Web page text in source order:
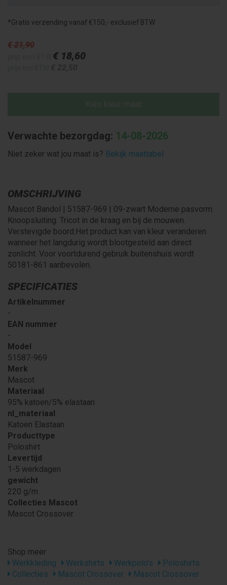
*Gratis verzending vanaf €150,- exclusief BTW
€ 21,90
€ 18,60
Verwachte bezorgdag: 14-08-2026
Niet zeker wat jou maat is? Bekijk maattabel
OMSCHRIJVING
Mascot Bandol | 51587-969 | 09-zwart Moderne pasvorm.
Knoopsluiting. Tricot in de kraag en bij de mouwen.
Verstevigde boord.Het product kan van kleur veranderen
wanneer het langdurig wordt blootgesteld aan direct
zonlicht. Voor voortdurend gebruik buitenshuis wordt
50181-861 aanbevolen.
SPECIFICATIES
Artikelnummer
-
EAN nummer
-
Model
51587-969
Merk
Mascot
Materiaal
95% katoen/5% elastaan
nl_materiaal
Katoen Elastaan
Producttype
Poloshirt
Levertijd
1-5 werkdagen
gewicht
220 g/m
Collecties Mascot
Mascot Crossover
Shop meer
Werkkleding
Werkshirts Werkpolo's
Poloshirts
Collecties
Mascot Crossover Mascot Crossover